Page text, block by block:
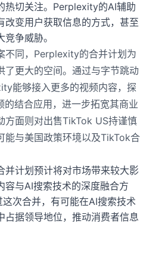
热切关注。Perplexity的AI辅助
改变用户获取信息的方式，甚至
争威胁。
不同，Perplexity的合并计划为
了更大的空间。通过与字节跳动
能够接入更多的视频内容，探
的结合应用，进一步拓宽其商业
方面则对出售TikTok US持谨慎
能与美国政策环境以及TikTok合
并计划预计将对市场带来较大影
容与AI搜索技术的深度融合方
次合并，有可能在AI搜索技术
占据领导地位，推动消费者信息